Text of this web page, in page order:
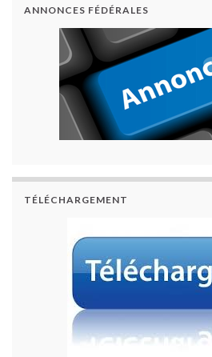
ANNONCES FÉDÉRALES
TÉLÉCHARGEMENT